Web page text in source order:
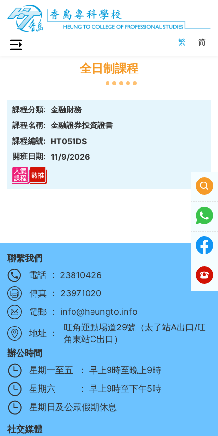
繁 简
全日制課程
課程分類: 金融財務
課程名稱: 金融證券投資證書
課程編號: HT051DS
開班日期: 11/9/2026
地址 ：
旺角運動場道29號（太子站A出口/旺
角東站C出口）
聯繫我們
電話 ：
23810426
傳真 ：
23971020
電郵 ：
info@heungto.info
辦公時間
星期一至五
：
早上9時至晚上9時
星期六
：
早上9時至下午5時
星期日及公眾假期休息
社交媒體